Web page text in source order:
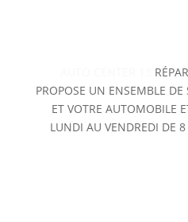
PROPOSE UN ENSEMBLE DE
ET VOTRE AUTOMOBILE
LUNDI AU VENDREDI DE